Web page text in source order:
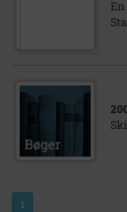
1